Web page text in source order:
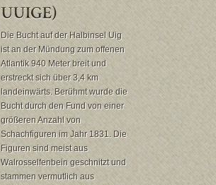
Die Bucht auf der Halbinsel Uig
ist an der Mündung zum offenen
Atlantik 940 Meter breit und
erstreckt sich über 3,4 km
landeinwärts. Berühmt wurde die
Bucht durch den Fund von einer
größeren Anzahl von
Schachfiguren im Jahr 1831. Die
Figuren sind meist aus
Walrosselfenbein geschnitzt und
stammen vermutlich aus